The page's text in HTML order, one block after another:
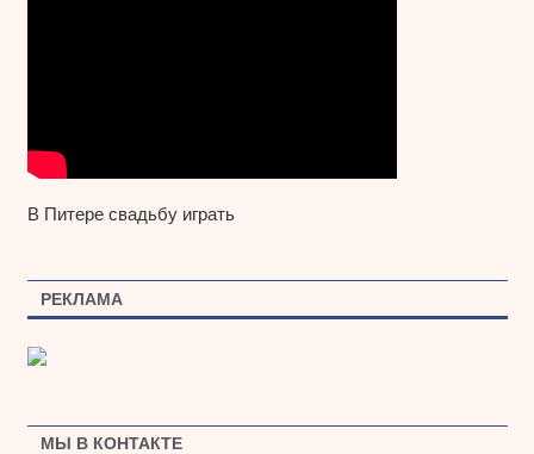
В Питере свадьбу играть
РЕКЛАМА
МЫ В КОНТАКТЕ